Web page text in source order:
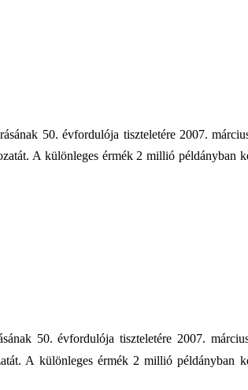
50. évfordulója tiszteletére 2007.
A különleges érmék 2 millió példányban
50. évfordulója tiszteletére 2007.
A különleges érmék 2 millió példányban